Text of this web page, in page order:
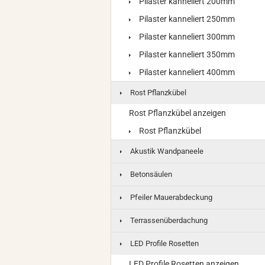
Pilaster kanneliert 250mm
Pilaster kanneliert 300mm
Pilaster kanneliert 350mm
Pilaster kanneliert 400mm
Rost Pflanzkübel
Rost Pflanzkübel anzeigen
Rost Pflanzkübel
Akustik Wandpaneele
Betonsäulen
Pfeiler Mauerabdeckung
Terrassenüberdachung
LED Profile Rosetten